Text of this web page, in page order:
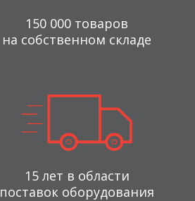
150 000 товаров
на собственном складе
15 лет в области
поставок оборудования